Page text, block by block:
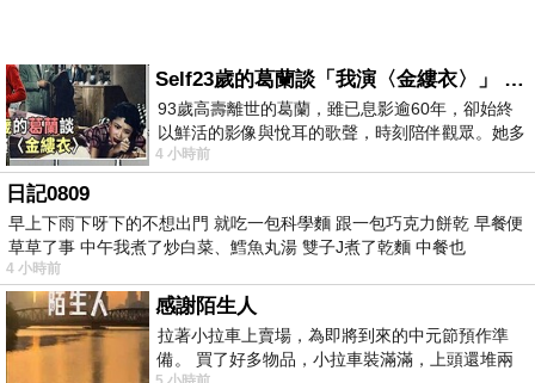
Self23歲的葛蘭談「我演〈金縷衣〉」 #戀上老電影 #粟子 #葛蘭
93歲高壽離世的葛蘭，雖已息影逾60年，卻始終
以鮮活的影像與悅耳的歌聲，時刻陪伴觀眾。她多
才多藝、陽光開朗的形象，不僅保留在電影
4 小時前
日記0809
早上下雨下呀下的不想出門 就吃一包科學麵 跟一包巧克力餅乾 早餐便
草草了事 中午我煮了炒白菜、鱈魚丸湯 雙子J煮了乾麵 中餐也
4 小時前
感謝陌生人
拉著小拉車上賣場，為即將到來的中元節預作準
備。 買了好多物品，小拉車裝滿滿，上頭還堆兩